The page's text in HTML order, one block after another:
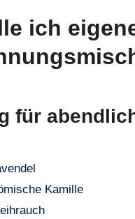
ich
für
Kamille